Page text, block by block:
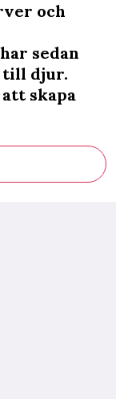
och
sedan
till djur.
skapa